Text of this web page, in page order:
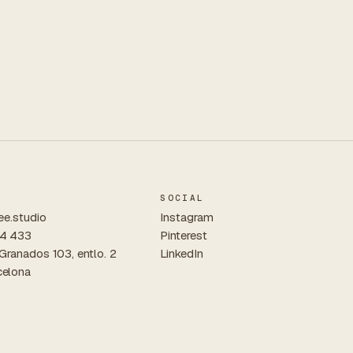
433
103, entlo. 2
SOCIAL
Instagram
Pinterest
LinkedIn